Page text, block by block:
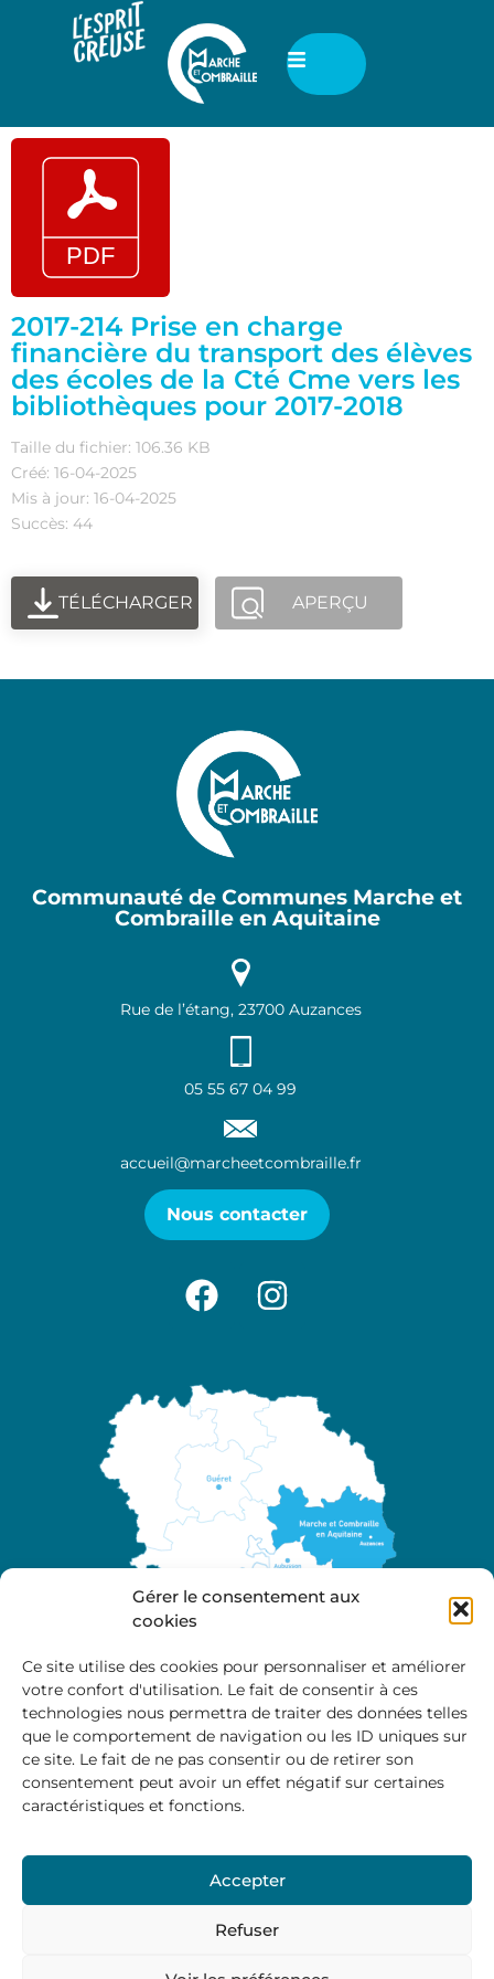
Gérer le consentement aux
cookies
Ce site utilise des cookies pour personnaliser et améliorer
votre confort d'utilisation. Le fait de consentir à ces
technologies nous permettra de traiter des données telles
que le comportement de navigation ou les ID uniques sur
ce site. Le fait de ne pas consentir ou de retirer son
consentement peut avoir un effet négatif sur certaines
caractéristiques et fonctions.
Accepter
Refuser
2017-214 Prise en charge
financière du transport des élèves
des écoles de la Cté Cme vers les
bibliothèques pour 2017-2018
Taille du fichier: 106.36 KB
Créé: 16-04-2025
Mis à jour: 16-04-2025
Succès: 44
TÉLÉCHARGER APERÇU
Communauté de Communes Marche et
Combraille en Aquitaine
Rue de l’étang, 23700 Auzances
05 55 67 04 99
accueil@marcheetcombraille.fr
Nous contacter
A propos
Site officiel de la Communauté de Communes
Marche et Combraille en Aquitaine
Horaires d’ouverture :
9:00 – 12:00 / 14:00 – 17:00
Vendredi: 9:00 – 12:00